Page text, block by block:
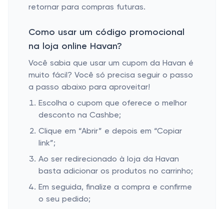
retornar para compras futuras.
Como usar um código promocional
na loja online Havan?
Você sabia que usar um cupom da Havan é
muito fácil? Você só precisa seguir o passo
a passo abaixo para aproveitar!
Escolha o cupom que oferece o melhor
desconto na Cashbe;
Clique em “Abrir” e depois em “Copiar
link”;
Ao ser redirecionado à loja da Havan
basta adicionar os produtos no carrinho;
Em seguida, finalize a compra e confirme
o seu pedido;